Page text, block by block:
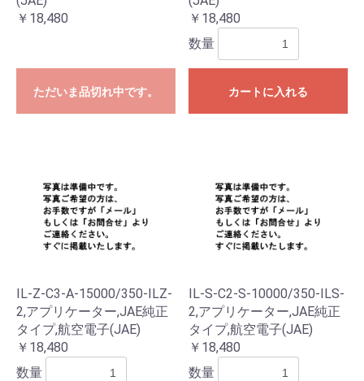
￥18,480
ただいま品切れ中です。
￥18,480
数量
カートに入れる
IL-Z-C3-A-15000/350-ILZ-
2,アプリケーター,JAE純正
タイプ,航空電子(JAE)
￥18,480
数量
IL-S-C2-S-10000/350-ILS-
2,アプリケーター,JAE純正
タイプ,航空電子(JAE)
￥18,480
数量
お買い物を続ける カートへ進む